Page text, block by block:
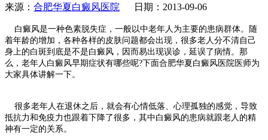
来源： 合肥华夏白癜风医院 日期：2013-09-06
白癜风是一种色素脱失症，一般以中老年人为主要的患病群体。随
着年龄的增加，各种各样的皮肤问题都会出现，很多老人分不清自己
身上的白斑到底是不是白癜风，因而易出现误诊，延误了病情。那
么，老年人白癜风早期症状有哪些呢?下面合肥华夏白癜风医院医师为
大家具体讲解一下。
很多老年人在退休之后，就会有心情低落、心理孤独的感觉，导致
抵抗力和免疫力也跟着下降了很多，其中白癜风的患病就跟老人的精
神有一定的关系。